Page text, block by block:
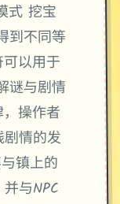
式 挖宝
到不同等
以用于
谜与剧情
操作者
情的发
镇上的
与NPC